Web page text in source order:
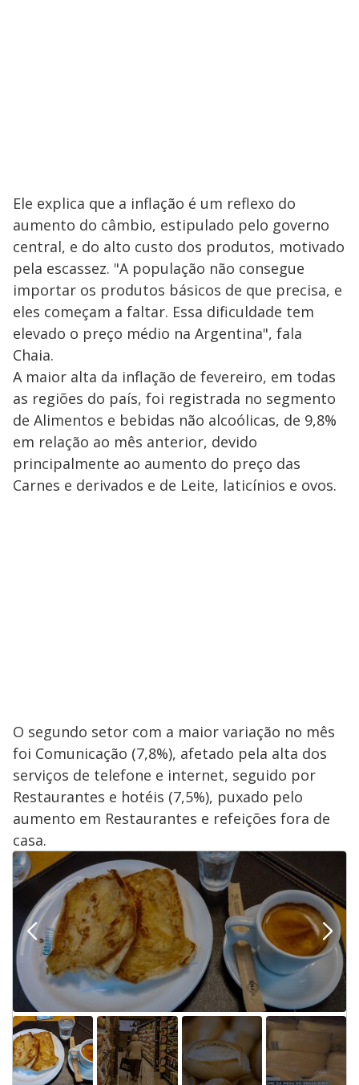
Ele explica que a inflação é um reflexo do
aumento do câmbio, estipulado pelo governo
central, e do alto custo dos produtos, motivado
pela escassez. "A população não consegue
importar os produtos básicos de que precisa, e
eles começam a faltar. Essa dificuldade tem
elevado o preço médio na Argentina", fala
Chaia.
A maior alta da inflação de fevereiro, em todas
as regiões do país, foi registrada no segmento
de Alimentos e bebidas não alcoólicas, de 9,8%
em relação ao mês anterior, devido
principalmente ao aumento do preço das
Carnes e derivados e de Leite, laticínios e ovos.
O segundo setor com a maior variação no mês
foi Comunicação (7,8%), afetado pela alta dos
serviços de telefone e internet, seguido por
Restaurantes e hotéis (7,5%), puxado pelo
aumento em Restaurantes e refeições fora de
casa.